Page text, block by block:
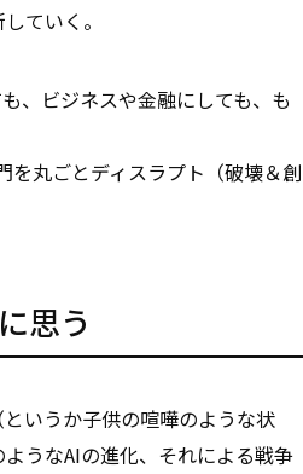
ていく。
、ビジネスや金融にしても、も
丸ごとディスラプト（破壊＆創
思う
いうか子供の喧嘩のような状
うなAIの進化、それによる戦争